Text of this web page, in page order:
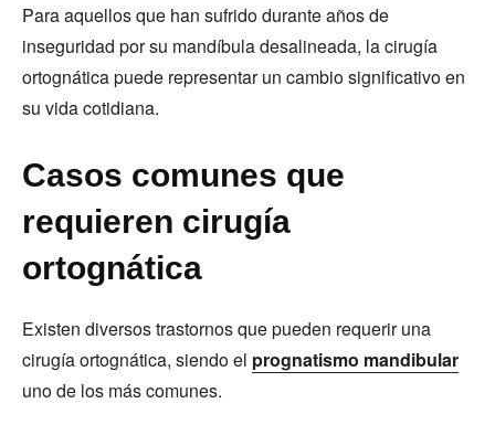
Para aquellos que han sufrido durante años de
inseguridad por su mandíbula desalineada, la cirugía
ortognática puede representar un cambio significativo en
su vida cotidiana.
Casos comunes que
requieren cirugía
ortognática
Existen diversos trastornos que pueden requerir una
cirugía ortognática, siendo el prognatismo mandibular
uno de los más comunes.